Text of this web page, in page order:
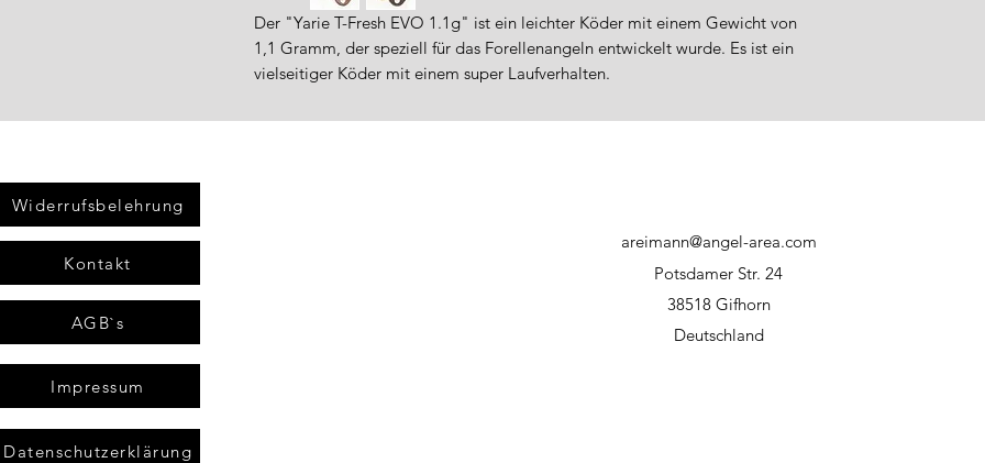
Der "Yarie T-Fresh EVO 1.1g" ist ein leichter Köder mit einem Gewicht von
1,1 Gramm, der speziell für das Forellenangeln entwickelt wurde. Es ist ein
vielseitiger Köder mit einem super Laufverhalten.
Widerrufsbelehrung
Kontakt
AGB`s
Impressum
Datenschutzerklärung
areimann@angel-area.com
Potsdamer Str. 24
38518 Gifhorn
Deutschland